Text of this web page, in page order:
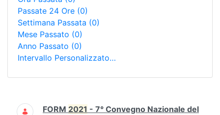
Passate 24 Ore (0)
Settimana Passata (0)
Mese Passato (0)
Anno Passato (0)
Intervallo Personalizzato…
Ricerca
FORM 2021 - 7° Convegno Nazionale del